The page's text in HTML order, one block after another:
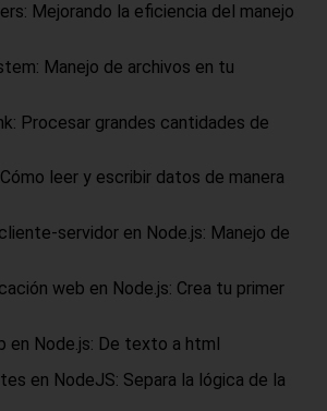
Mejorando la eficiencia del manejo
Manejo de archivos en tu
Procesar grandes cantidades de
leer y escribir datos de manera
servidor en Node.js: Manejo de
web en Node.js: Crea tu primer
en Node.js: De texto a html
en NodeJS: Separa la lógica de la